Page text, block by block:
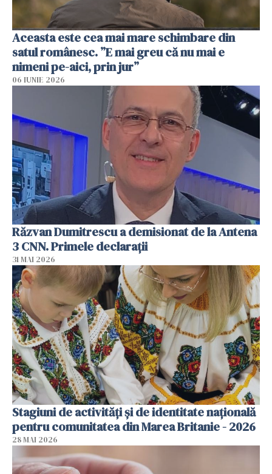
Aceasta este cea mai mare schimbare din
satul românesc. ”E mai greu că nu mai e
nimeni pe-aici, prin jur”
06 IUNIE 2026
Răzvan Dumitrescu a demisionat de la Antena
3 CNN. Primele declarații
31 MAI 2026
Stagiuni de activități și de identitate națională
pentru comunitatea din Marea Britanie - 2026
28 MAI 2026